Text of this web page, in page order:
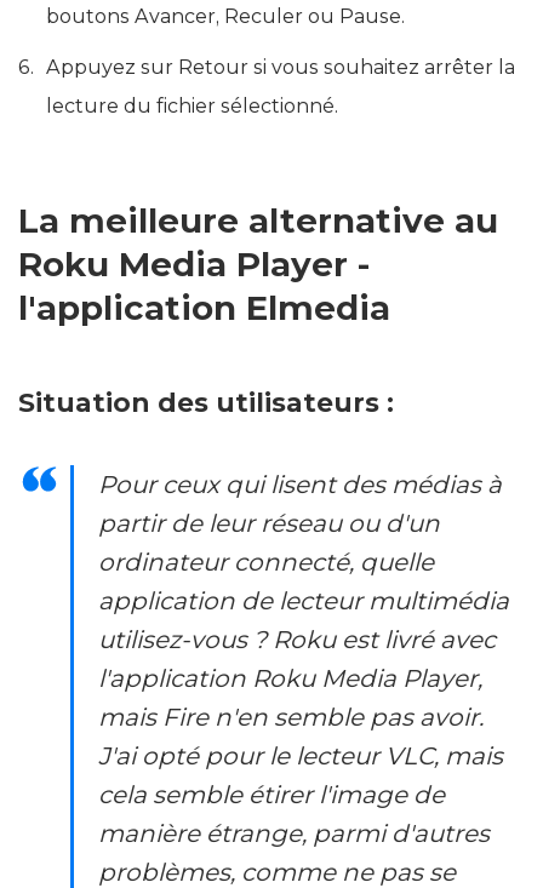
boutons Avancer, Reculer ou Pause.
Appuyez sur Retour si vous souhaitez arrêter la
lecture du fichier sélectionné.
La meilleure alternative au
Roku Media Player -
l'application Elmedia
Situation des utilisateurs :
Pour ceux qui lisent des médias à
partir de leur réseau ou d'un
ordinateur connecté, quelle
application de lecteur multimédia
utilisez-vous ? Roku est livré avec
l'application Roku Media Player,
mais Fire n'en semble pas avoir.
J'ai opté pour le lecteur VLC, mais
cela semble étirer l'image de
manière étrange, parmi d'autres
problèmes, comme ne pas se